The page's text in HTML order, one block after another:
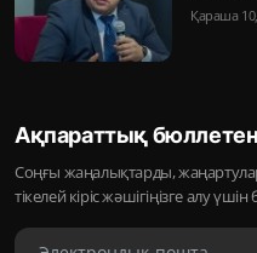
Қараша
Ақпараттық
Соңғы жаңалықтарды,
тікелей кіріс жәшігіңізге алу